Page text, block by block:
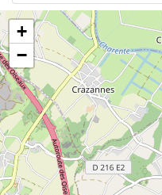
+
−